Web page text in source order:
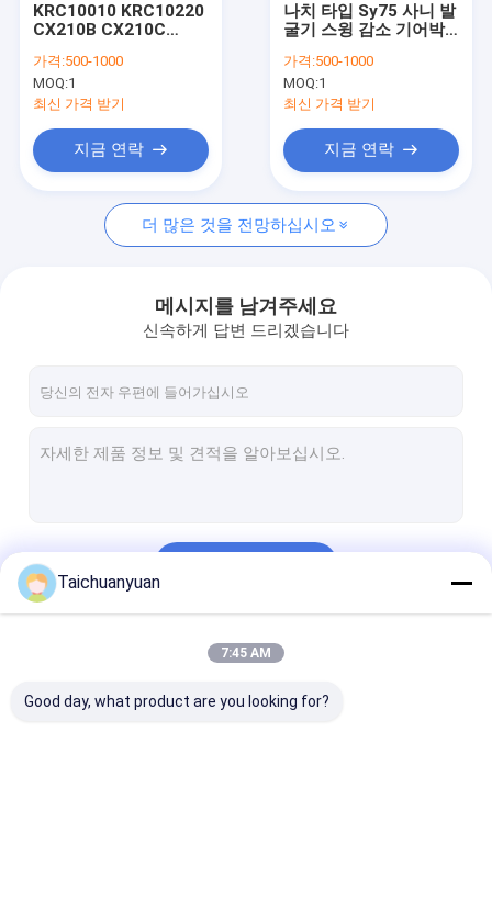
저희와 연락
뉴스
인용 을 요청 하십시오
발굴기 이동 감소 기어박스
굴삭기 최종 드라이브 부품
굴삭기 유압펌프
KRC10010 KRC10220
CX210B CX210C
어박스
가격:500-1000
MOQ:1
최신 가격 받기
지금 연락
나치 타입 Sy75 사니 발
굴기 스윙 감소 기어박
30A-FGP-9222A
가격:500-1000
MOQ:1
최신 가격 받기
지금 연락
더 많은 것을 전망하십시오
메시지를 남겨주세요
신속하게 답변 드리겠습니다
Taichuanyuan
7:45 AM
Good day, what product are you looking for?